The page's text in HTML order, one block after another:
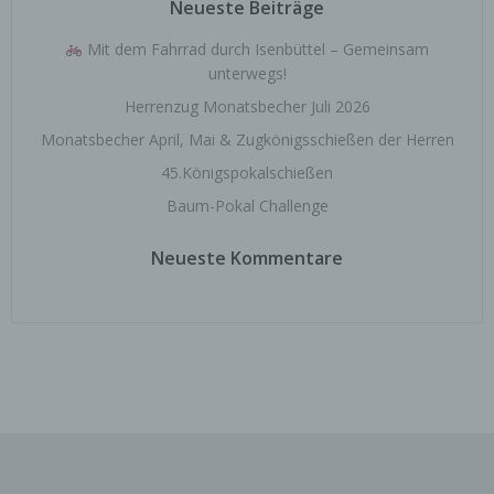
Neueste Beiträge
Mit dem Fahrrad durch Isenbüttel – Gemeinsam
unterwegs!
Herrenzug Monatsbecher Juli 2026
Monatsbecher April, Mai & Zugkönigsschießen der Herren
45.Königspokalschießen
Baum-Pokal Challenge
Neueste Kommentare
Bereitstellung, den Abgleich oder die Verknüpfung,
Vernichtung.
d) Einschränkung der Verarbeitung
Einschränkung der Verarbeitung ist die Markierung
gespeicherter personenbezogener Daten mit dem
Ziel, ihre künftige Verarbeitung einzuschränken.